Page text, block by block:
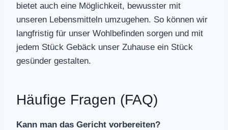
bietet auch eine Möglichkeit, bewusster mit
unseren Lebensmitteln umzugehen. So können wir
langfristig für unser Wohlbefinden sorgen und mit
jedem Stück Gebäck unser Zuhause ein Stück
gesünder gestalten.
Häufige Fragen (FAQ)
Kann man das Gericht vorbereiten?